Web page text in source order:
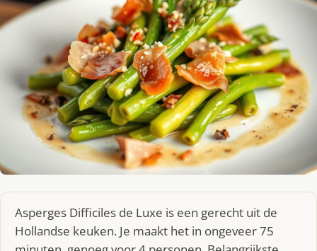
Asperges Difficiles de Luxe is een gerecht uit de
Hollandse keuken. Je maakt het in ongeveer 75